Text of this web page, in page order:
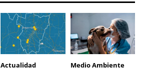
Actualidad Medio Ambiente